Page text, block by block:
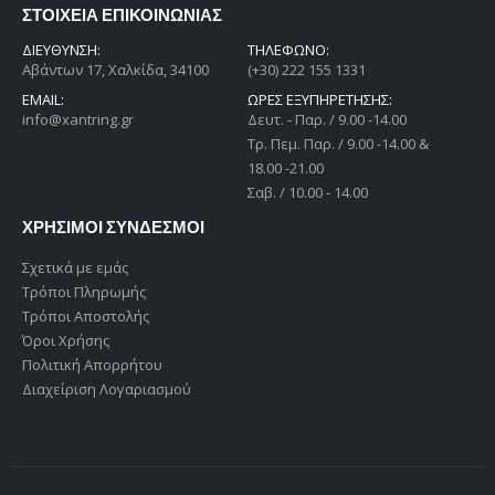
ΣΤΟΙΧΕΙΑ ΕΠΙΚΟΙΝΩΝΙΑΣ
ΔΙΕΎΘΥΝΣΗ:
Αβάντων 17, Χαλκίδα, 34100
ΤΗΛΕΦΩΝΟ:
(+30) 222 155 1331
EMAIL:
info@xantring.gr
ΩΡΕΣ ΕΞΥΠΗΡΕΤΗΣΗΣ:
Δευτ. - Παρ. / 9.00 -14.00
Tρ. Πεμ. Παρ. / 9.00 -14.00 &
18.00 -21.00
Σαβ. / 10.00 - 14.00
ΧΡΗΣΙΜΟΙ ΣΥΝΔΕΣΜΟΙ
Σχετικά με εμάς
Τρόποι Πληρωμής
Τρόποι Αποστολής
Όροι Χρήσης
Πολιτική Απορρήτου
Διαχείριση Λογαριασμού